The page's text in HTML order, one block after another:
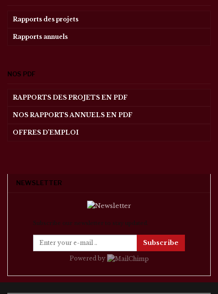
Rapports des projets
Rapports annuels
NOS PDF
RAPPORTS DES PROJETS EN PDF
NOS RAPPORTS ANNUELS EN PDF
OFFRES D’EMPLOI
NEWSLETTER
Subscribe our newsletter to stay updated.
Subscribe
Powered by